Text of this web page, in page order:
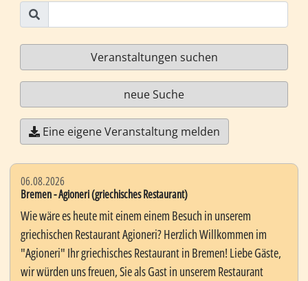
Veranstaltungen suchen
neue Suche
Eine eigene Veranstaltung melden
06.08.2026
Bremen - Agioneri (griechisches Restaurant)
Wie wäre es heute mit einem einem Besuch in unserem
griechischen Restaurant Agioneri? Herzlich Willkommen im
"Agioneri" Ihr griechisches Restaurant in Bremen! Liebe Gäste,
wir würden uns freuen, Sie als Gast in unserem Restaurant